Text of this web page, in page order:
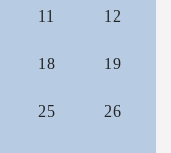
11 12
18 19
25 26